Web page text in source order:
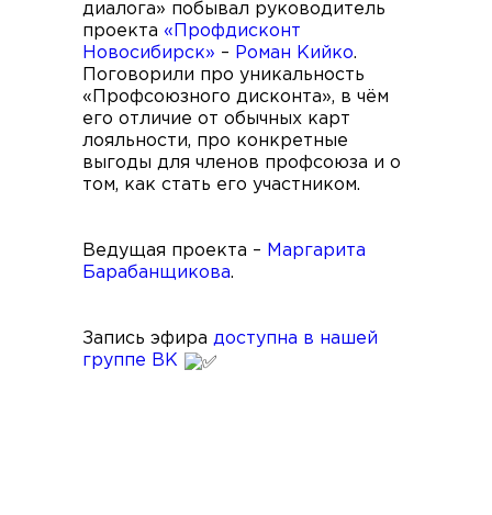
диалога» побывал руководитель
проекта «Профдисконт
Новосибирск» – Роман Кийко.
Поговорили про уникальность
«Профсоюзного дисконта», в чём
его отличие от обычных карт
лояльности, про конкретные
выгоды для членов профсоюза и о
том, как стать его участником.
Ведущая проекта – Маргарита
Барабанщикова.
Запись эфира доступна в нашей
группе ВК